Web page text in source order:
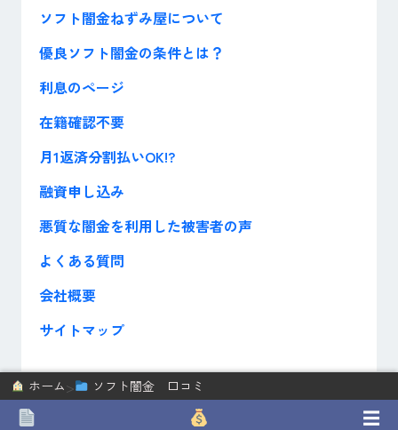
ソフト闇金ねずみ屋について
優良ソフト闇金の条件とは？
利息のページ
在籍確認不要
月1返済分割払いOK!?
融資申し込み
悪質な闇金を利用した被害者の声
よくある質問
会社概要
サイトマップ
ホーム> ソフト闇金 口コミ
☰